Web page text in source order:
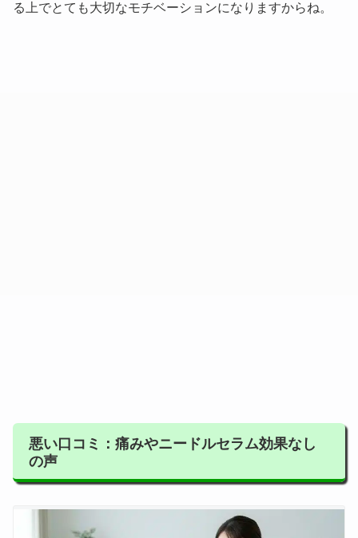
る上でとても大切なモチベーションになりますからね。
悪い口コミ：痛みやニードルセラム効果なし
の声